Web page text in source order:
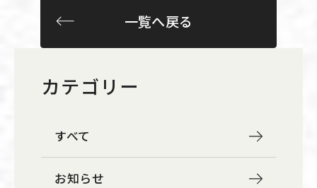
カテゴリー
すべて
お知らせ
一覧へ戻る